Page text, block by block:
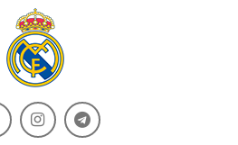
08.08.2026
Պաշտոնական հայտարարություն.
Յան Դիոմանդե
08.08.2026
Վինիսիուսը խոսել է Մոուրինիոյի
08.08.2026
«Ռեալը» Պինտուսի առջև Մբապեի
հետ կապված...
08.08.2026